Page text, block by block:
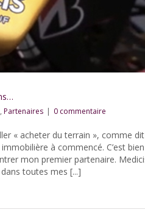
, Partenaires | 0 commentaire
« acheter du terrain », comme
à commencé. C’est
mon premier partenaire.
toutes mes [...]